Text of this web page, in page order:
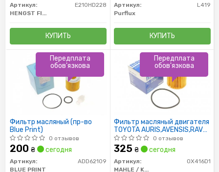
Артикул:
E210HD228
HENGST FILTER
КУПИТЬ
Артикул:
L419
Purflux
КУПИТЬ
Фильтр масляный (пр-во
Blue Print)
0 отзывов
200 ₴ сегодня
Артикул:
ADD62109
BLUE PRINT
Передплата
обов'язкова
Фильтр масляный двигателя
TOYOTA AURIS,AVENSIS,RAV4
(пр-во Knecht-Mahle)
0 отзывов
325 ₴ сегодня
Артикул:
OX416D1
MAHLE / KNECHT
Передплата
обов'язкова